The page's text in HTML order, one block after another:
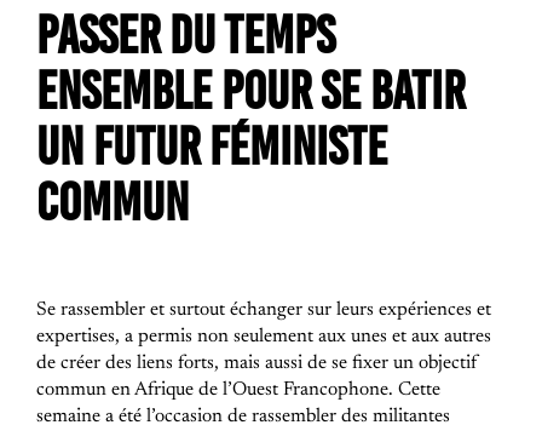
PASSER DU TEMPS
ENSEMBLE POUR SE BATIR
UN FUTUR FÉMINISTE
COMMUN
Se rassembler et surtout échanger sur leurs expériences et
expertises, a permis non seulement aux unes et aux autres
de créer des liens forts, mais aussi de se fixer un objectif
commun en Afrique de l’Ouest Francophone. Cette
semaine a été l’occasion de rassembler des militantes